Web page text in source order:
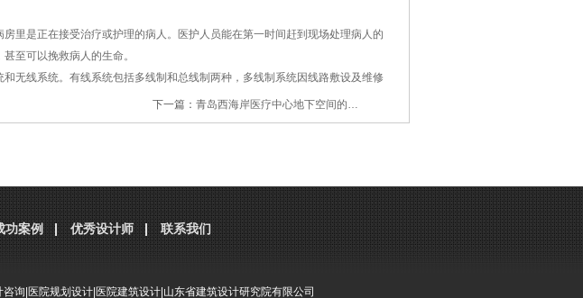
是正在接受治疗或护理的病人。医护人员能在第一时间赶到现场处理病人的
至可以挽救病人的生命。
线系统。有线系统包括多线制和总线制两种，多线制系统因线路敷设及维修
线制系统。无线系统理论上是比较好的系统，它减少了大量的管线敷设；但在
另因维护管理问题，目前不被普及使用。未来发展方向是有线和无线相结合的
输、辅助提示等单元组成。护理呼应信号系统应具备以下功能：
显示屏同时准确显示呼叫患者床位号或房间号；
病房门口还应有光提示。
、显示，检索可查；特护患者有优先呼叫权。
其提示信号持续保留。
下一篇： 青岛西海岸医疗中心地下空间的…
功案例 优秀设计师 联系我们
咨询 医院规划设计 医院建筑设计 山东省建筑设计研究院有限公司